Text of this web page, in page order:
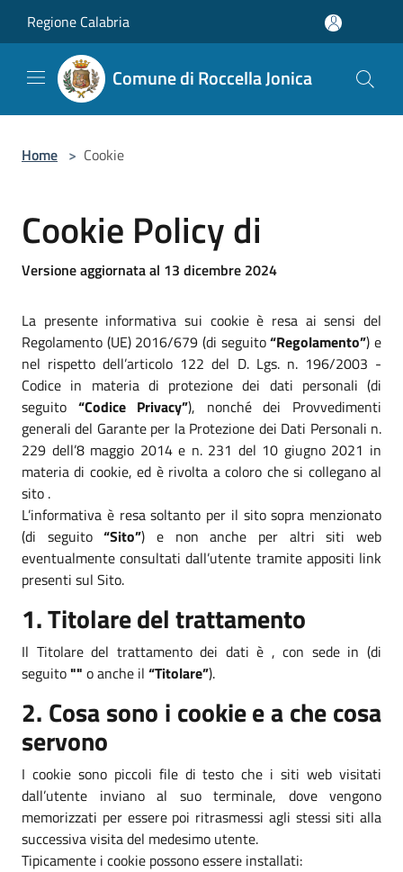
Regione Calabria
Comune di Roccella Jonica
Home > Cookie
Cookie Policy di
Versione aggiornata al 13 dicembre 2024
La presente informativa sui cookie è resa ai sensi del
Regolamento (UE) 2016/679 (di seguito“Regolamento”) e
nel rispetto dell’articolo 122 del D. Lgs. n. 196/2003 -
Codice in materia di protezione dei dati personali (di
seguito “Codice Privacy”), nonché dei Provvedimenti
generali del Garante per la Protezione dei Dati Personali n.
229 dell’8 maggio 2014 e n. 231 del 10 giugno 2021 in
materia di cookie, ed è rivolta a coloro che si collegano al
sito .
L’informativa è resa soltanto per il sito sopra menzionato
(di seguito“Sito”) e non anche per altri siti web
eventualmente consultati dall’utente tramite appositi link
presenti sul Sito.
1. Titolare del trattamento
Il Titolare del trattamento dei dati è , con sede in (di
seguito"" o anche il “Titolare”).
2. Cosa sono i cookie e a che cosa
servono
I cookie sono piccoli file di testo che i siti web visitati
dall’utente inviano al suo terminale, dove vengono
memorizzati per essere poi ritrasmessi agli stessi siti alla
successiva visita del medesimo utente.
Tipicamente i cookie possono essere installati: